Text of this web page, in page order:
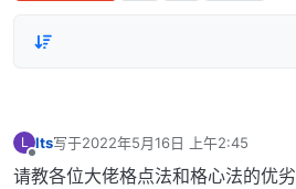
L
离线
lts写于2022年5月16日 上午2:45
最后由 编辑
请教各位大佬格点法和格心法的优劣